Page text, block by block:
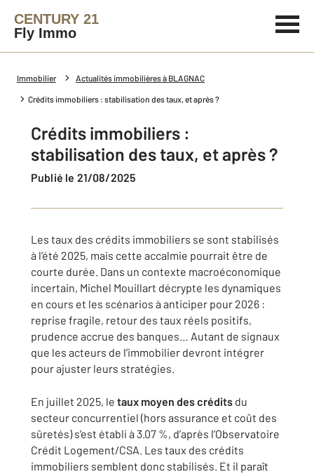
CENTURY 21
Fly Immo
Immobilier Actualités immobilières à BLAGNAC
Crédits immobiliers : stabilisation des taux, et après ?
Crédits immobiliers :
stabilisation des taux, et après ?
Publié le 21/08/2025
Les taux des crédits immobiliers se sont stabilisés
à l’été 2025, mais cette accalmie pourrait être de
courte durée. Dans un contexte macroéconomique
incertain, Michel Mouillart décrypte les dynamiques
en cours et les scénarios à anticiper pour 2026 :
reprise fragile, retour des taux réels positifs,
prudence accrue des banques… Autant de signaux
que les acteurs de l’immobilier devront intégrer
pour ajuster leurs stratégies.
En juillet 2025, le taux moyen des crédits du
secteur concurrentiel (hors assurance et coût des
sûretés) s’est établi à 3.07 %, d’après l’Observatoire
Crédit Logement/CSA. Les taux des crédits
immobiliers semblent donc stabilisés. Et il paraît